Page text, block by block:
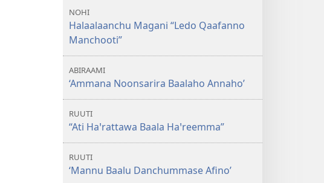
NOHI
Halaalaanchu Magani “Ledo Qaafanno
Manchooti”
ABIRAAMI
‘Ammana Noonsarira Baalaho Annaho’
RUUTI
“Ati Haꞌrattawa Baala Haꞌreemma”
RUUTI
‘Mannu Baalu Danchummase Afino’